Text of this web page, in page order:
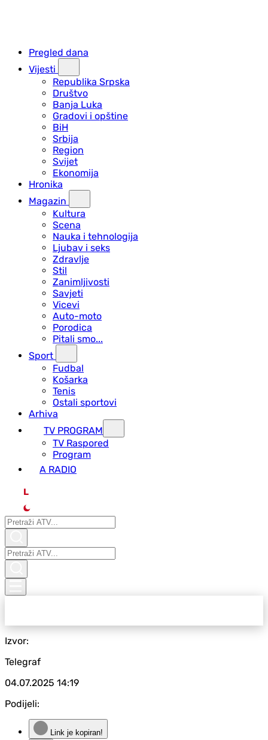
Pregled dana
Vijesti
Republika Srpska
Društvo
Banja Luka
Gradovi i opštine
BiH
Srbija
Region
Svijet
Ekonomija
Hronika
Magazin
Kultura
Scena
Nauka i tehnologija
Ljubav i seks
Zdravlje
Stil
Zanimljivosti
Savjeti
Vicevi
Auto-moto
Porodica
Pitali smo...
Sport
Fudbal
Košarka
Tenis
Ostali sportovi
Arhiva
TV PROGRAM
ТV Raspored
Program
A RADIO
L
Izvor:
Telegraf
04.07.2025 14:19
Podijeli:
Link je kopiran!